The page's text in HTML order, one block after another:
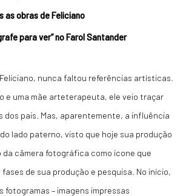
as obras de Feliciano
para ver” no Farol Santander
nunca faltou referências artísticas.
e uma mãe arteterapeuta, ele veio traçar
dos pais. Mas, aparentemente, a influência
lado paterno, visto que hoje sua produção
da câmera fotográfica como ícone que
de sua produção e pesquisa. No início,
fotogramas – imagens impressas